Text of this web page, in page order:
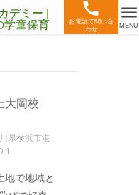
お電話で問い合
わせ
MENU
県横浜市港
1
地で地域と